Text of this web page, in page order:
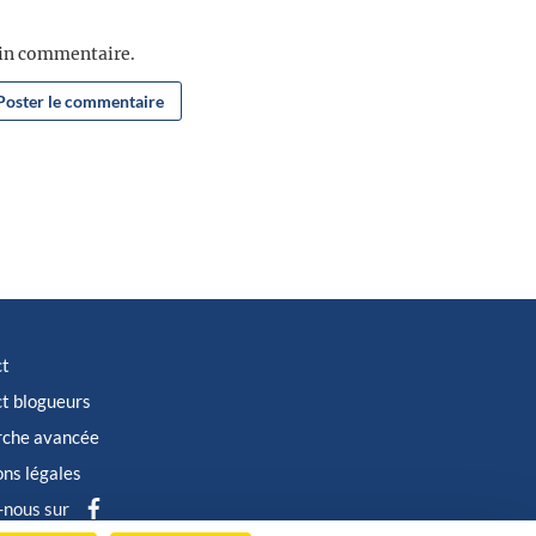
commentaire.
blogueurs
avancée
légales
sur